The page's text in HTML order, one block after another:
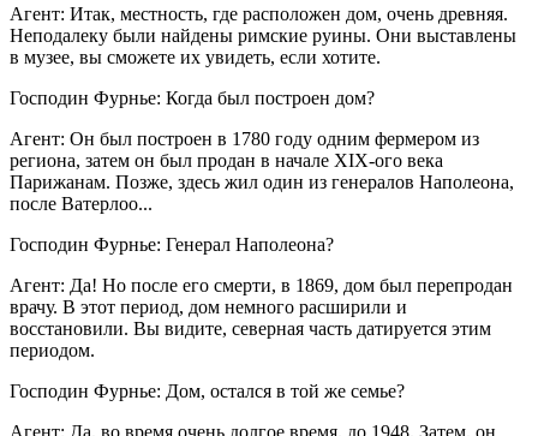
Агент: Итак, местность, где расположен дом, очень древняя.
Неподалеку были найдены римские руины. Они выставлены
в музее, вы сможете их увидеть, если хотите.
Господин Фурнье: Когда был построен дом?
Агент: Он был построен в 1780 году одним фермером из
региона, затем он был продан в начале XIX-ого века
Парижанам. Позже, здесь жил один из генералов Наполеона,
после Ватерлоо...
Господин Фурнье: Генерал Наполеона?
Агент: Да! Но после его смерти, в 1869, дом был перепродан
врачу. В этот период, дом немного расширили и
восстановили. Вы видите, северная часть датируется этим
периодом.
Господин Фурнье: Дом, остался в той же семье?
Агент: Да, во время очень долгое время, до 1948. Затем, он